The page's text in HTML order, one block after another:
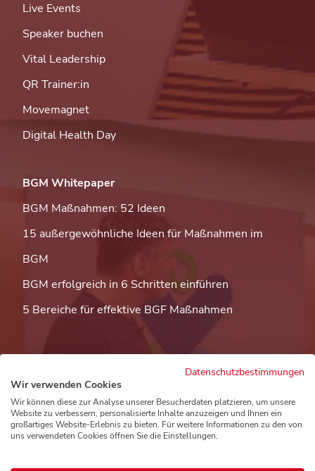
Live Events
Speaker buchen
Vital Leadership
QR Trainer:in
Movemagnet
Digital Health Day
BGM Whitepaper
BGM Maßnahmen: 52 Ideen
15 außergewöhnliche Ideen für Maßnahmen im
BGM
BGM erfolgreich in 6 Schritten einführen
5 Bereiche für effektive BGF Maßnahmen
Instagram Linkedin
Datenschutzbestimmungen
Wir verwenden Cookies
Wir können diese zur Analyse unserer Besucherdaten platzieren, um unsere
Website zu verbessern, personalisierte Inhalte anzuzeigen und Ihnen ein
großartiges Website-Erlebnis zu bieten. Für weitere Informationen zu den von
uns verwendeten Cookies öffnen Sie die Einstellungen.